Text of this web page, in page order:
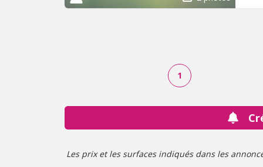
1
Les prix et les surfaces indiqués dans les